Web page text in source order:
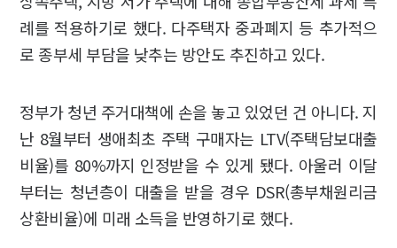
례를 적용하기로 했다. 다주택자 중과폐지 등 추가적으
로 종부세 부담을 낮추는 방안도 추진하고 있다.
정부가 청년 주거대책에 손을 놓고 있었던 건 아니다. 지
난 8월부터 생애최초 주택 구매자는 LTV(주택담보대출
비율)를 80%까지 인정받을 수 있게 됐다. 아울러 이달
부터는 청년층이 대출을 받을 경우 DSR(총부채원리금
상환비율)에 미래 소득을 반영하기로 했다.